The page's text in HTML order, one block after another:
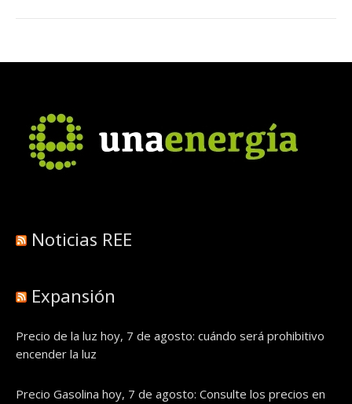
Noticias REE
Expansión
Precio de la luz hoy, 7 de agosto: cuándo será prohibitivo
encender la luz
Precio Gasolina hoy, 7 de agosto: Consulte los precios en